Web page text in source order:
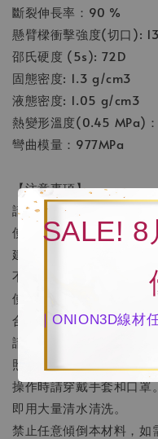
SALE! 8
｜ONION3D線材
斷裂伸長率：90 %
懸臂樑衝擊強度(切口):
邵氏硬度 (5s): 72D
固態密度: 1.3 g/cm3
液態密度: 1.05 g/cm3
熱變形溫度(0.45 MPa)
彎曲模量：977MPa
【注意事項】
請在常溫、陰暗、通風處
使用樹脂前，請均勻搖晃
建議清洗方式：酒精噴霧
不宜超過30秒
使用後的樹脂，請保存於
合。
請將此材料保存在嬰幼兒
照射。
操作時請穿戴手套和口
即用大量清水清洗。
禁止任意傾倒本材料，如